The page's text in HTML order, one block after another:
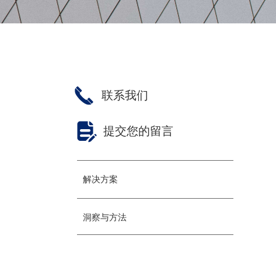
끅 联系我们
넖 提交您的留言
解决方案
洞察与方法